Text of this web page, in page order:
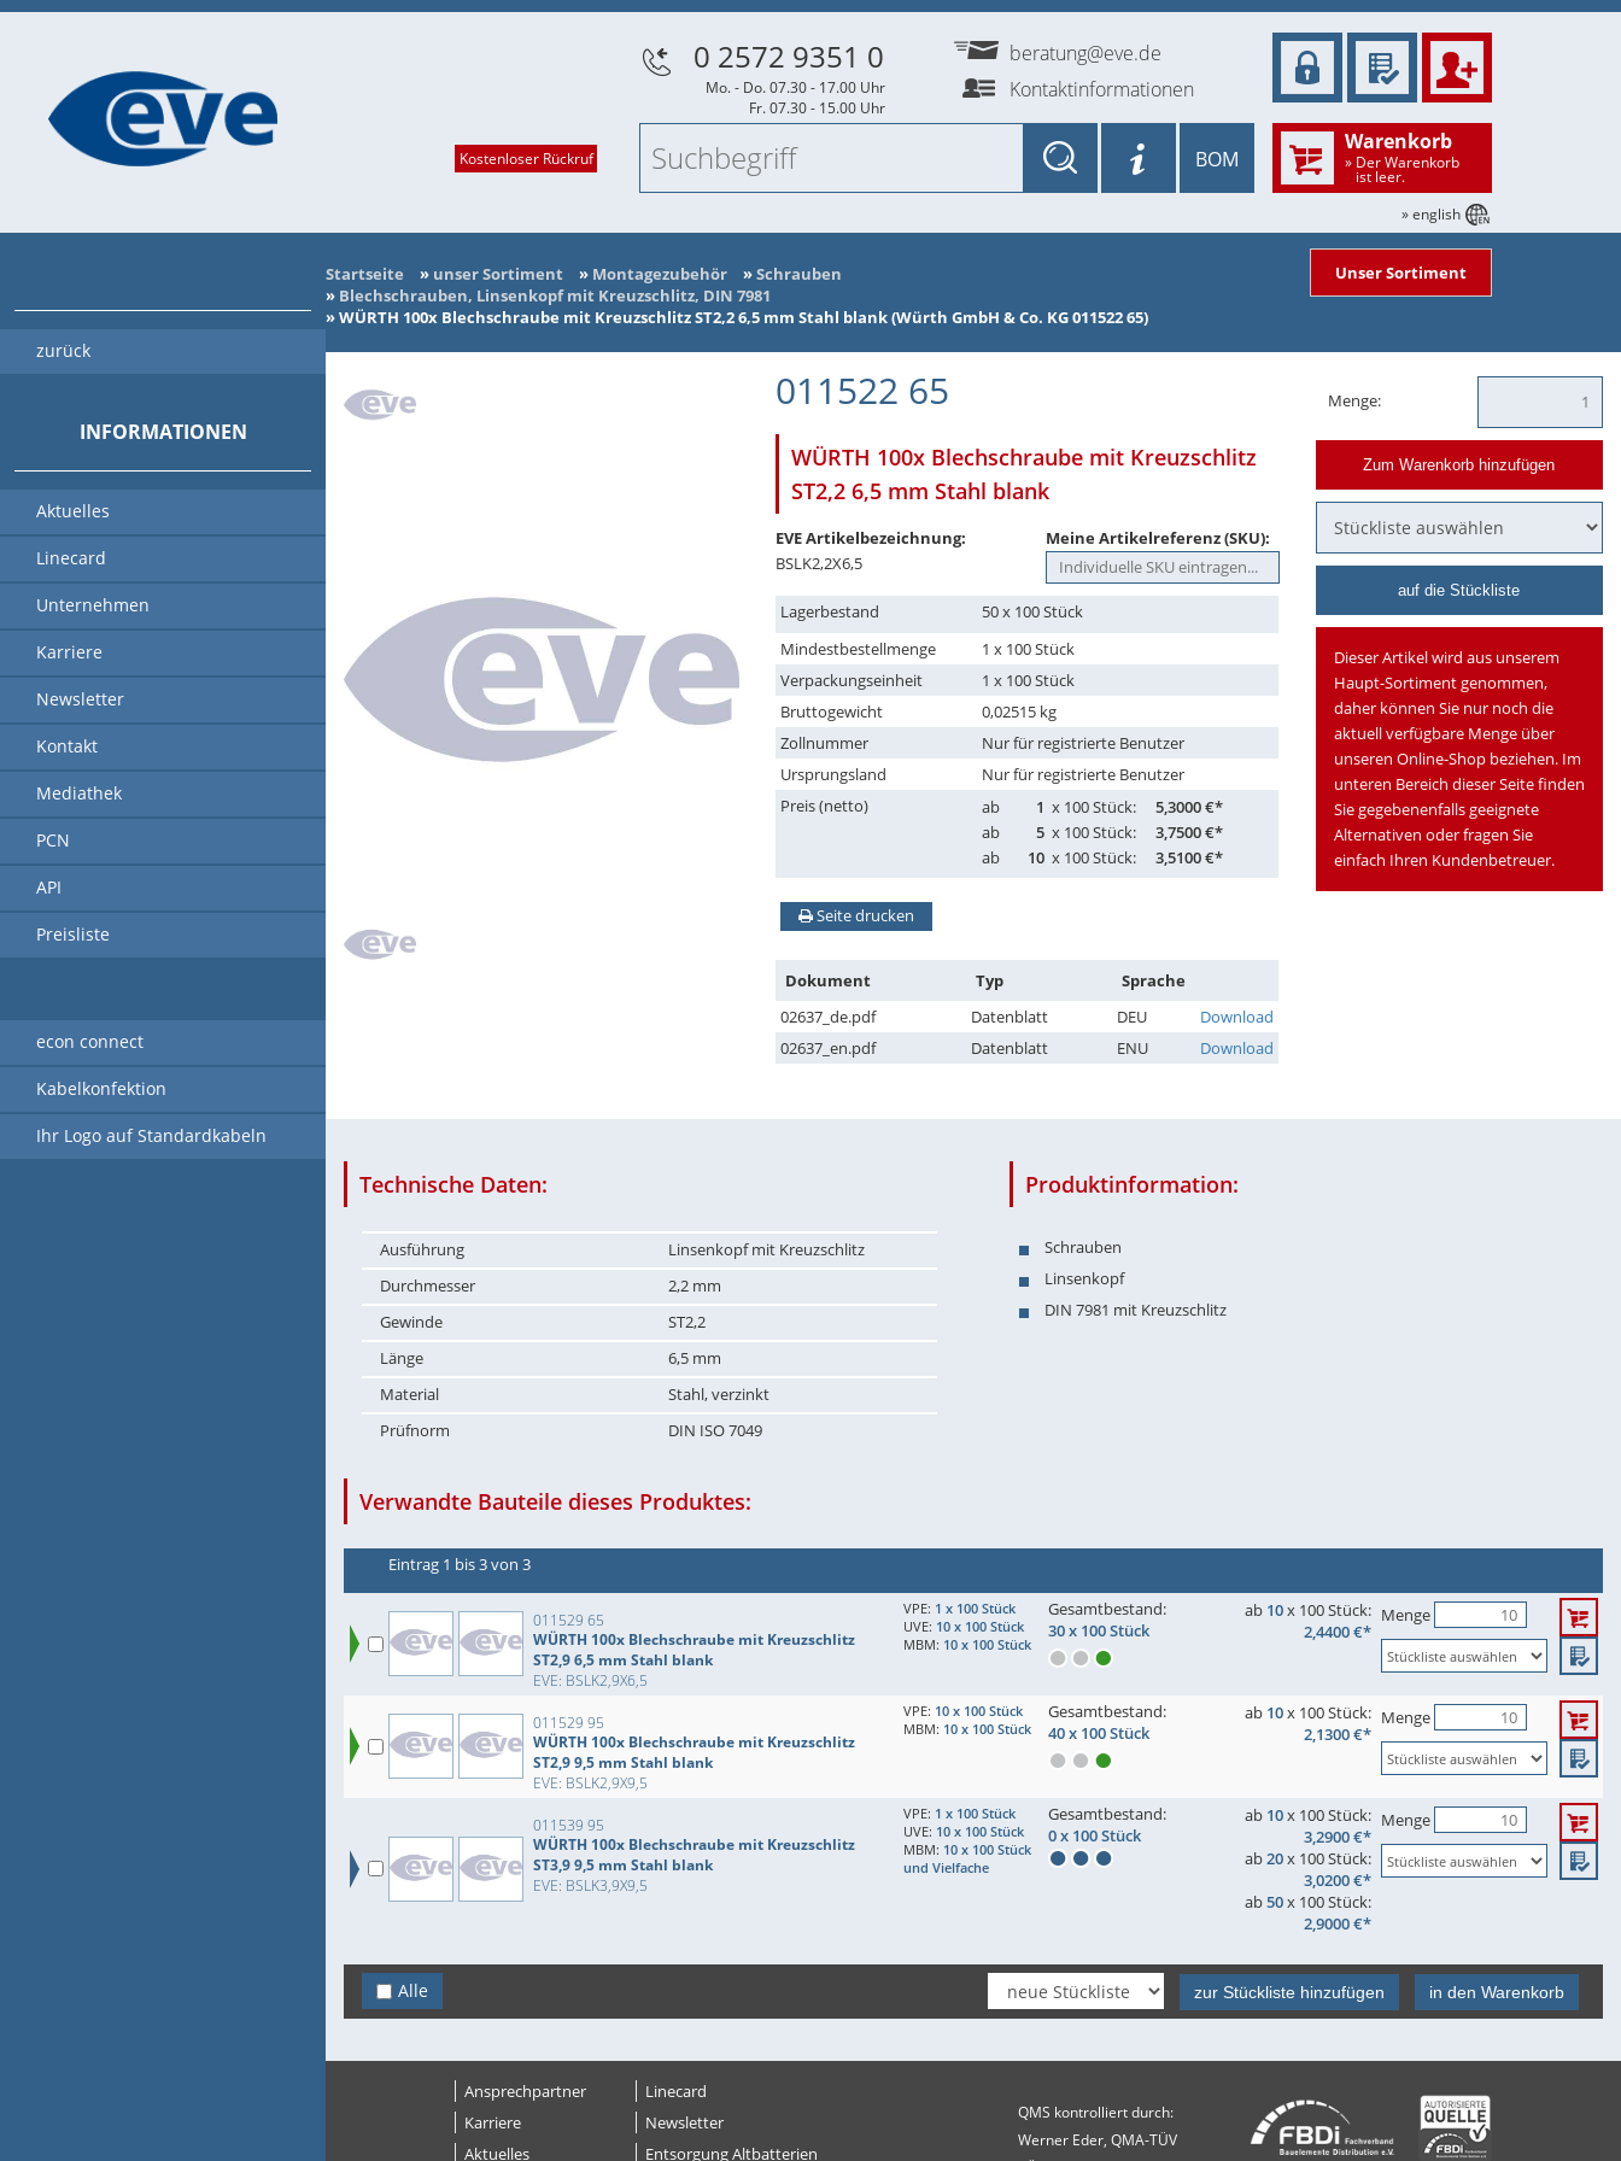
Startseite » unser Sortiment » Montagezubehör »Schrauben
» Blechschrauben, Linsenkopf mit Kreuzschlitz, DIN 7981
»WÜRTH 100x Blechschraube mit Kreuzschlitz ST2,2 6,5 mm Stahl blank (Würth GmbH & Co. KG 011522 65)
Unser Sortiment
011522 65
WÜRTH 100x Blechschraube mit Kreuzschlitz
ST2,2 6,5 mm Stahl blank
EVE Artikelbezeichnung:
BSLK2,2X6,5
Meine Artikelreferenz (SKU):
Lagerbestand
50 x 100 Stück
Mindestbestellmenge
1 x 100 Stück
Verpackungseinheit
1 x 100 Stück
Bruttogewicht
0,02515 kg
Zollnummer
Nur für registrierte Benutzer
Ursprungsland
Nur für registrierte Benutzer
Preis (netto)
ab 1 x 100 Stück:
5,3000 €*
ab
5 x 100 Stück:
3,7500 €*
ab
10 x 100 Stück: 3,5100 €*
Seite drucken
Dokument Typ
Sprache
02637_de.pdf
Datenblatt DEU
Download
02637_en.pdf
Datenblatt ENU Download
Menge:
Zum Warenkorb hinzufügen
auf die Stückliste
Dieser Artikel wird aus unserem
Haupt-Sortiment genommen,
daher können Sie nur noch die
aktuell verfügbare Menge über
unseren Online-Shop beziehen. Im
unteren Bereich dieser Seite finden
Sie gegebenenfalls geeignete
Alternativen oder fragen Sie
einfach Ihren Kundenbetreuer.
Technische Daten:
Ausführung
Linsenkopf mit Kreuzschlitz
Durchmesser
2,2 mm
Gewinde
ST2,2
Länge
6,5 mm
Material
Stahl, verzinkt
Prüfnorm
DIN ISO 7049
Produktinformation:
Schrauben
Linsenkopf
DIN 7981 mit Kreuzschlitz
Verwandte Bauteile dieses Produktes:
Eintrag 1 bis 3 von 3
011529 65
WÜRTH 100x Blechschraube mit Kreuzschlitz
ST2,9 6,5 mm Stahl blank
EVE: BSLK2,9X6,5
VPE: 1 x 100 Stück
UVE: 10 x 100 Stück
MBM: 10 x 100 Stück
Gesamtbestand:
30 x 100 Stück
ab 10x 100 Stück:
2,4400 €*
Menge
011529 95
WÜRTH 100x Blechschraube mit Kreuzschlitz
ST2,9 9,5 mm Stahl blank
EVE: BSLK2,9X9,5
VPE: 10 x 100 Stück
MBM: 10 x 100 Stück
Gesamtbestand:
40 x 100 Stück
ab 10x 100 Stück:
2,1300 €*
Menge
011539 95
WÜRTH 100x Blechschraube mit Kreuzschlitz
ST3,9 9,5 mm Stahl blank
EVE: BSLK3,9X9,5
VPE: 1 x 100 Stück
UVE: 10 x 100 Stück
MBM: 10 x 100 Stück
und Vielfache
Gesamtbestand:
0 x 100 Stück
ab 10x 100 Stück:
3,2900 €*
ab20x 100 Stück:
3,0200 €*
ab50x 100 Stück:
2,9000 €*
Menge
Alle zur Stückliste hinzufügen in den Warenkorb
Ansprechpartner
Karriere
Aktuelles
Linecard
Newsletter
Entsorgung Altbatterien
QMS kontrolliert durch:
Werner Eder, QMA-TÜV
Kostenloser Rückruf
0 2572 9351 0
Mo. - Do. 07.30 - 17.00 Uhr
Fr. 07.30 - 15.00 Uhr
beratung@eve.de
Kontaktinformationen
Warenkorb
» Der Warenkorb
ist leer.
BOM
» english
zurück
INFORMATIONEN
Aktuelles
Linecard
Unternehmen
Karriere
Newsletter
Kontakt
Mediathek
PCN
API
Preisliste
econ connect
Kabelkonfektion
Ihr Logo auf Standardkabeln